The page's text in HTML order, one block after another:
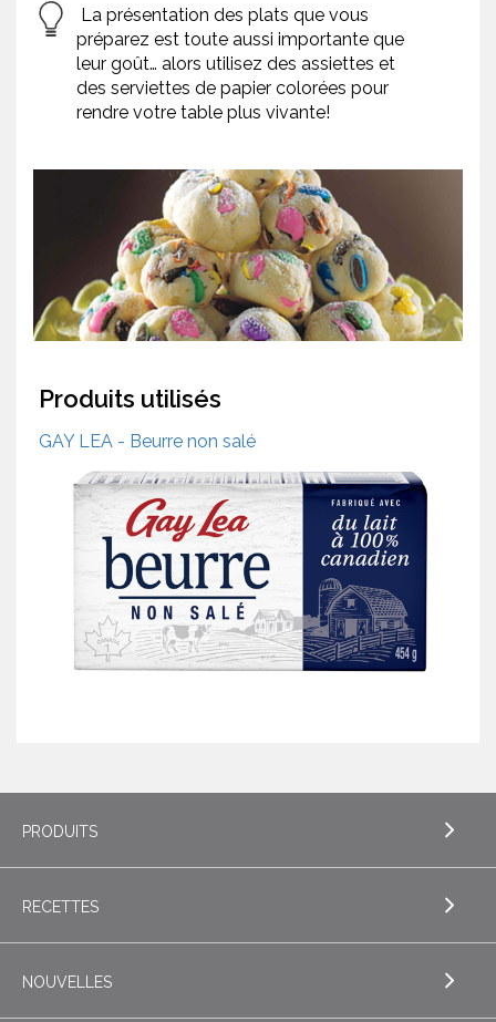
La présentation des plats que vous
préparez est toute aussi importante que
leur goût… alors utilisez des assiettes et
des serviettes de papier colorées pour
rendre votre table plus vivante!
Produits utilisés
GAY LEA - Beurre non salé
PRODUITS
EXPLORE PRODUITS
RECETTES
EXPLORE RECETTES
NOUVELLES